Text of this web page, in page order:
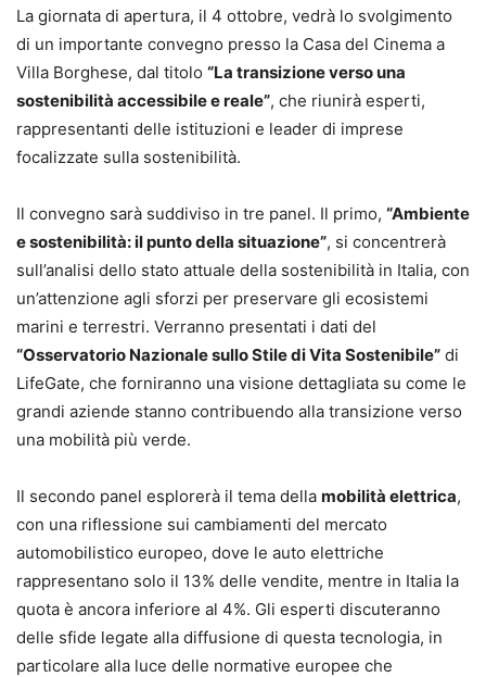
La giornata di apertura, il 4 ottobre, vedrà lo svolgimento
di un importante convegno presso la Casa del Cinema a
Villa Borghese, dal titolo “La transizione verso una
sostenibilità accessibile e reale”, che riunirà esperti,
rappresentanti delle istituzioni e leader di imprese
focalizzate sulla sostenibilità.
Il convegno sarà suddiviso in tre panel. Il primo, “Ambiente
e sostenibilità: il punto della situazione”, si concentrerà
sull’analisi dello stato attuale della sostenibilità in Italia, con
un’attenzione agli sforzi per preservare gli ecosistemi
marini e terrestri. Verranno presentati i dati del
“Osservatorio Nazionale sullo Stile di Vita Sostenibile” di
LifeGate, che forniranno una visione dettagliata su come le
grandi aziende stanno contribuendo alla transizione verso
una mobilità più verde.
Il secondo panel esplorerà il tema della mobilità elettrica,
con una riflessione sui cambiamenti del mercato
automobilistico europeo, dove le auto elettriche
rappresentano solo il 13% delle vendite, mentre in Italia la
quota è ancora inferiore al 4%. Gli esperti discuteranno
delle sfide legate alla diffusione di questa tecnologia, in
particolare alla luce delle normative europee che